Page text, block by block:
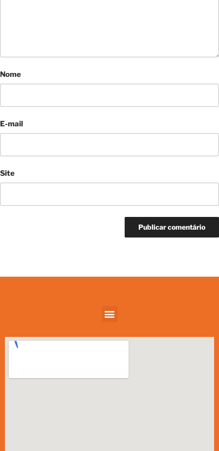
Nome
E-mail
Site